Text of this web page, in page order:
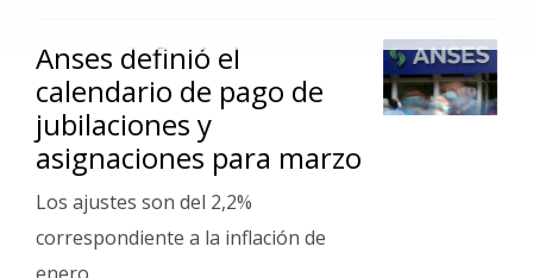
Fúnebres
Anses definió el
calendario de pago de
jubilaciones y
asignaciones para marzo
Los ajustes son del 2,2%
correspondiente a la inflación de